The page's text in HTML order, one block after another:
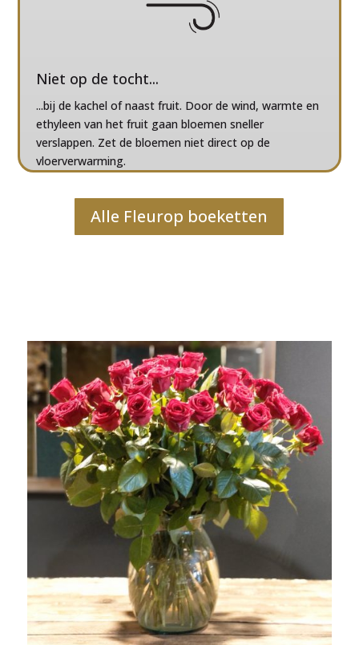
Niet op de tocht...
...bij de kachel of naast fruit. Door de wind, warmte en
ethyleen van het fruit gaan bloemen sneller
verslappen. Zet de bloemen niet direct op de
vloerverwarming.
Alle Fleurop boeketten